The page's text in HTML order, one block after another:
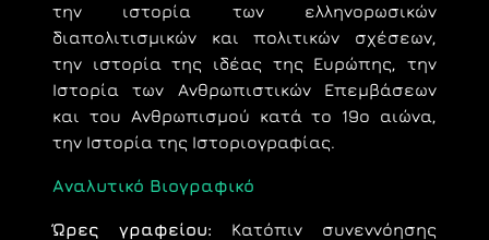
την ιστορία των ελληνορωσικών
διαπολιτισμικών και πολιτικών σχέσεων,
την ιστορία της ιδέας της Ευρώπης, την
Ιστορία των Ανθρωπιστικών Επεμβάσεων
και του Ανθρωπισμού κατά το 19ο αιώνα,
την Ιστορία της Ιστοριογραφίας.
Αναλυτικό Βιογραφικό
Ώρες γραφείου: Kατόπιν συνεννόησης